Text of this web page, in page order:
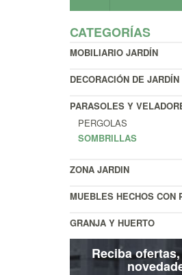
CATEGORÍAS
MOBILIARIO JARDÍN
DECORACIÓN DE JARDÍN
PARASOLES Y
PERGOLAS
SOMBRILLAS
ZONA JARDIN
MUEBLES HECHOS CON
GRANJA Y HUERTO
Reciba